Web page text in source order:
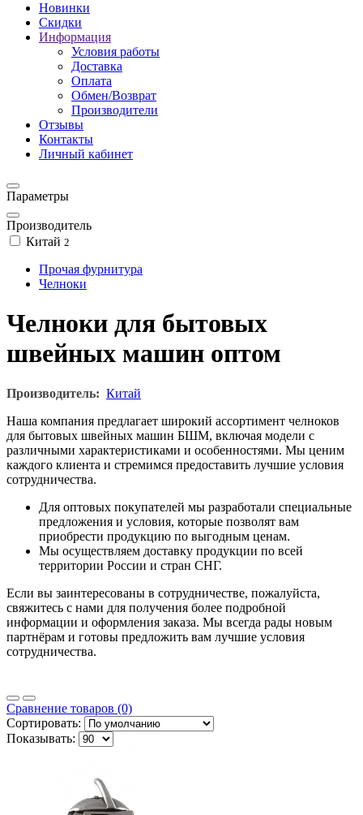
Новинки
Скидки
Информация
Условия работы
Доставка
Оплата
Обмен/Возврат
Производители
Отзывы
Контакты
Личный кабинет
Параметры
Производитель
Китай 2
Прочая фурнитура
Челноки
Челноки для бытовых
швейных машин оптом
Производитель: Китай
Наша компания предлагает широкий ассортимент челноков
для бытовых швейных машин БШМ, включая модели с
различными характеристиками и особенностями. Мы ценим
каждого клиента и стремимся предоставить лучшие условия
сотрудничества.
Для оптовых покупателей мы разработали специальные
предложения и условия, которые позволят вам
приобрести продукцию по выгодным ценам.
Мы осуществляем доставку продукции по всей
территории России и стран СНГ.
Если вы заинтересованы в сотрудничестве, пожалуйста,
свяжитесь с нами для получения более подробной
информации и оформления заказа. Мы всегда рады новым
партнёрам и готовы предложить вам лучшие условия
сотрудничества.
Сравнение товаров (0)
Сортировать:
Показывать: